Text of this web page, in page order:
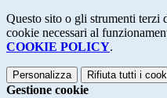
Questo sito o gli strumenti terzi
cookie necessari al
COOKIE POLICY.
Personalizza Rifiuta tutti i
Gestione cookie